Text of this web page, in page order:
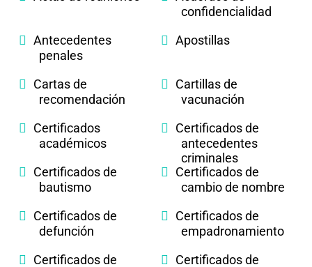
confidencialidad
Antecedentes
penales
Apostillas
Cartas de
recomendación
Cartillas de
vacunación
Certificados
académicos
Certificados de
antecedentes
criminales
Certificados de
bautismo
Certificados de
cambio de nombre
Certificados de
defunción
Certificados de
empadronamiento
Certificados de
Certificados de